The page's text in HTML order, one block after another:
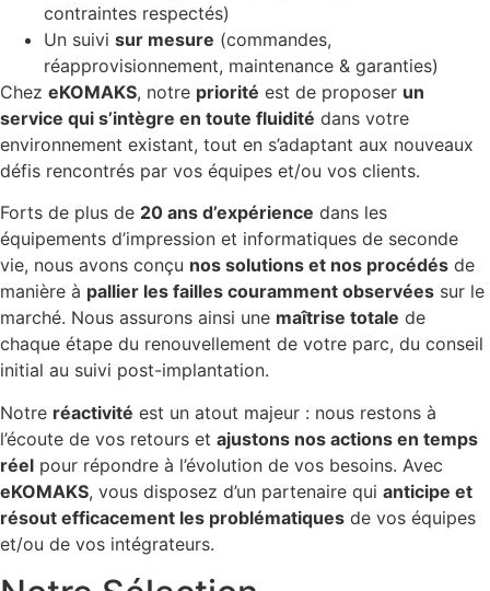
contraintes respectés)
Un suivi sur mesure (commandes,
réapprovisionnement, maintenance & garanties)
Chez eKOMAKS, notre priorité est de proposer un
service qui s’intègre en toute fluidité dans votre
environnement existant, tout en s’adaptant aux nouveaux
défis rencontrés par vos équipes et/ou vos clients.
Forts de plus de 20 ans d’expérience dans les
équipements d’impression et informatiques de seconde
vie, nous avons conçu nos solutions et nos procédés de
manière à pallier les failles couramment observées sur le
marché. Nous assurons ainsi une maîtrise totale de
chaque étape du renouvellement de votre parc, du conseil
initial au suivi post-implantation.
Notre réactivité est un atout majeur : nous restons à
l’écoute de vos retours et ajustons nos actions en temps
réel pour répondre à l’évolution de vos besoins. Avec
eKOMAKS, vous disposez d’un partenaire qui anticipe et
résout efficacement les problématiques de vos équipes
et/ou de vos intégrateurs.